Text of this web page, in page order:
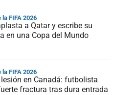
la FIFA 2026
a Qatar y escribe su
en una Copa del Mundo
la FIFA 2026
en Canadá: futbolista
fractura tras dura entrada